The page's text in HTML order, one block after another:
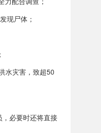
现尸体；
水灾害，致超50
必要时还将直接